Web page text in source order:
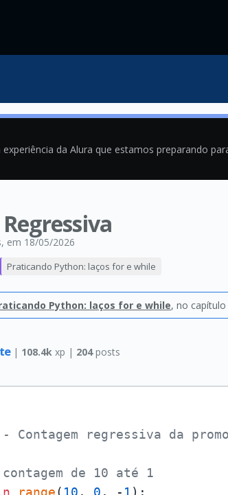
da Alura que estamos preparando
, em 18/05/2026
Praticando Python: laços for e while
Python: laços for e while, no capítulo
| 108.4k xp | 204posts
Contagem regressiva da
de 10 até 1
range( 10 , 0 , - 1):